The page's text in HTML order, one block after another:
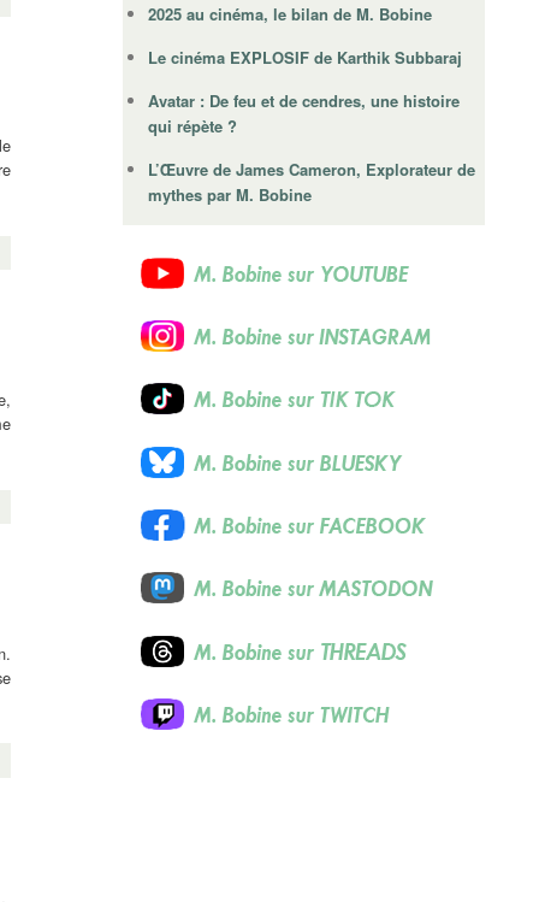
2025 au cinéma, le bilan de M. Bobine
Le cinéma EXPLOSIF de Karthik Subbaraj
Avatar : De feu et de cendres, une histoire
qui répète ?
L’Œuvre de James Cameron, Explorateur de
mythes par M. Bobine